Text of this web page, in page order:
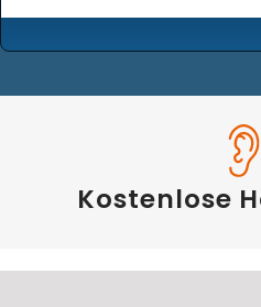
Kostenlose